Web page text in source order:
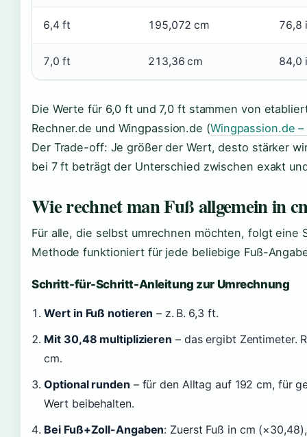
6,4 ft 195,072 cm 76,8
7,0 ft 213,36 cm 84,0
Die Werte für 6,0 ft und 7,0 ft stammen von
Rechner.de und Wingpassion.de (Wingpassion.de
Der Trade-off: Je größer der Wert, desto stärker
bei 7 ft beträgt der Unterschied zwischen exakt
Wie rechnet man Fuß allgemein in
Für alle, die selbst umrechnen möchten, folgt
Methode funktioniert für jede beliebige Fuß-
Schritt-für-Schritt-Anleitung zur Umrechnung
Wert in Fuß notieren – z. B. 6,3 ft.
Mit 30,48 multiplizieren – das ergibt Zentimeter.
cm.
Optional runden – für den Alltag auf 192 cm, für
Wert beibehalten.
Bei Fuß+Zoll-Angaben: Zuerst Fuß in cm